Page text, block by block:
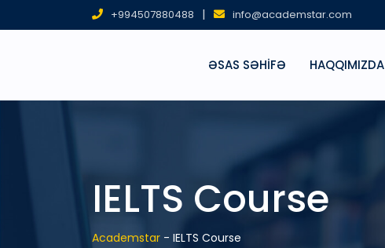
+994507880488 | info@academstar.com
ƏSAS SƏHIFƏ HAQQIMIZDA
IELTS Course
Academstar - IELTS Course